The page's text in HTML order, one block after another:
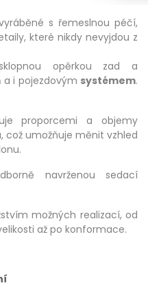
s řemeslnou péčí,
které nikdy nevyjdou z
opěrkou zad a
a i pojezdovým systémem.
proporcemi a objemy
což umožňuje měnit vzhled
navrženou sedací
možných realizací, od
až po konformace.